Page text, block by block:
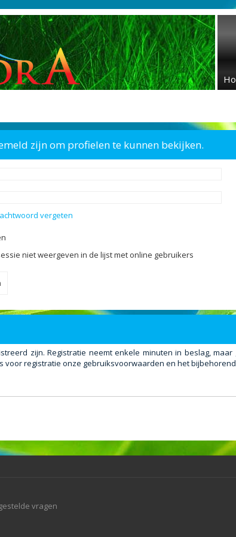
zijn om profielen te kunnen bekijken.
vergeten
niet weergeven in de lijst met online gebruikers
zijn. Registratie neemt enkele minuten in beslag,
registratie onze gebruiksvoorwaarden en het
vragen